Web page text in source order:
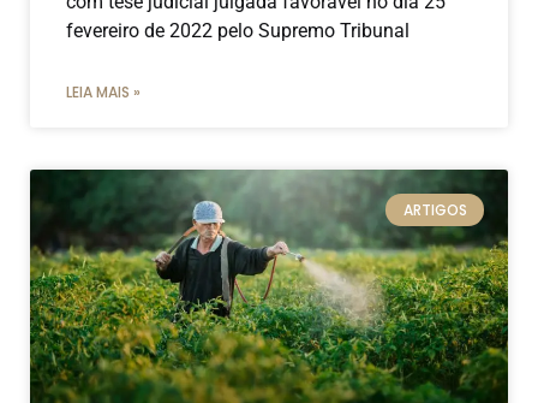
fevereiro de 2022 pelo Supremo Tribunal
LEIA MAIS »
ARTIGOS